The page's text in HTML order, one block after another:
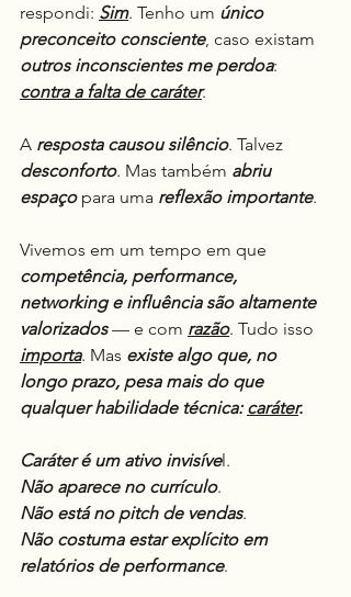
respondi: Sim. Tenho um único
preconceito consciente, caso existam
outros inconscientes me perdoa:
contra a falta de caráter.
A resposta causou silêncio. Talvez
desconforto. Mas também abriu
espaço para uma reflexão importante.
Vivemos em um tempo em que
competência, performance,
networking e influência são altamente
valorizados — e com razão. Tudo isso
importa. Mas existe algo que, no
longo prazo, pesa mais do que
qualquer habilidade técnica: caráter.
Caráter é um ativo invisível.
Não aparece no currículo.
Não está no pitch de vendas.
Não costuma estar explícito em
relatórios de performance.